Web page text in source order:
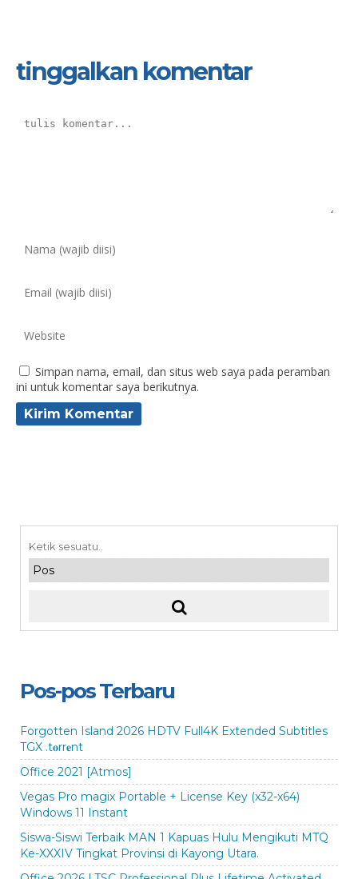
tinggalkan komentar
Simpan nama, email, dan situs web saya pada peramban
ini untuk komentar saya berikutnya.
Pos-pos Terbaru
Forgotten Island 2026 HDTV Full4K Extended Subtitles
TGX .t𝐨rr𝐞nt
Office 2021 [Atmos]
Vegas Pro magix Portable + License Key (x32-x64)
Windows 11 Instant
Siswa-Siswi Terbaik MAN 1 Kapuas Hulu Mengikuti MTQ
Ke-XXXIV Tingkat Provinsi di Kayong Utara.